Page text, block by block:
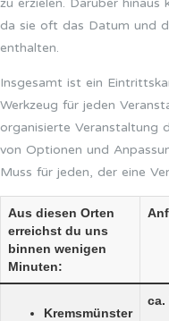
zu erzielen. Darüber hinaus
da sie oft das Datum und
enthalten.
Insgesamt ist ein
Werkzeug für jeden
organisierte Veranstaltung
von Optionen und
Muss für jeden, der eine
Aus diesen Orten
erreichst du uns
binnen wenigen
Minuten:
Kremsmünster
ca.